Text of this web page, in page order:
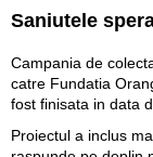
Saniutele
Campania de
catre Fundatia
fost finisata in data
Proiectul a inclus